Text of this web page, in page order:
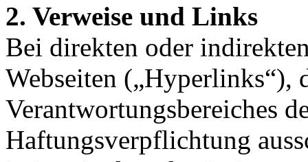
2. Verweise und Links
Bei direkten oder
Webseiten („Hyperlinks“),
Verantwortungsbereiches
Haftungsverpflichtung